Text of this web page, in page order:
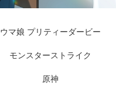
ウマ娘 プリティーダービー
モンスターストライク
原神